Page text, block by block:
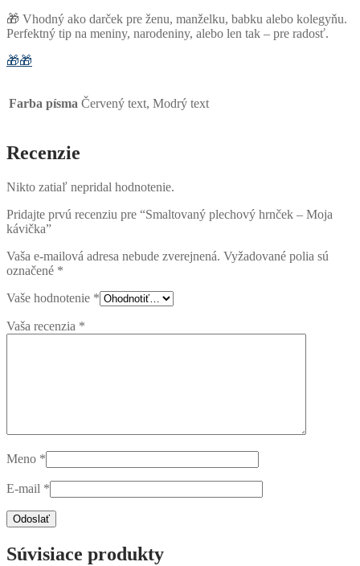
🎁 Vhodný ako darček pre ženu, manželku, babku alebo kolegyňu.
Perfektný tip na meniny, narodeniny, alebo len tak – pre radosť.
🎁🎁
Farba písma Červený text, Modrý text
Recenzie
Nikto zatiaľ nepridal hodnotenie.
Pridajte prvú recenziu pre “Smaltovaný plechový hrnček – Moja
kávička”
Vaša e-mailová adresa nebude zverejnená. Vyžadované polia sú
označené *
Vaše hodnotenie *
Vaša recenzia *
Meno *
E-mail *
Súvisiace produkty